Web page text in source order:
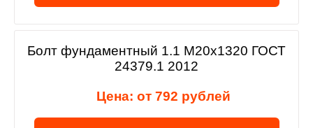
Болт фундаментный 1.1 М20х1320 ГОСТ
24379.1 2012
Цена: от 792 рублей